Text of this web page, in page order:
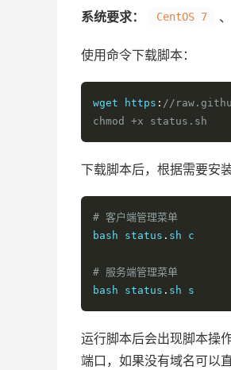
系统要求： CentOS 7 、
使用命令下载脚本：
wget https : //
chmod +x status.sh
下载脚本后，根据需要安
# 客户端管理菜单
bash status . sh c
# 服务端管理菜单
bash status . sh s
运行脚本后会出现脚本操
端口，如果没有域名可以